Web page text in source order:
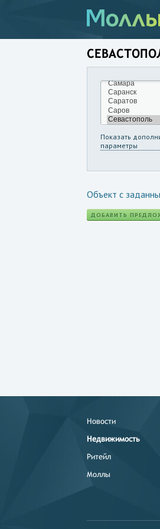
Показать
параметры
Объект с
ДОБАВИТЬ
Новости
Недвижимость
Ритейл
Моллы